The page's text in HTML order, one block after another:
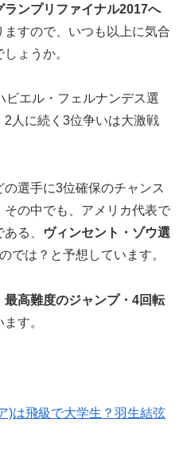
ランプリファイナル2017へ
ますので、いつも以上に気合
ょうか。
ビエル・フェルナンデス選
人に続く3位争いは大激戦
選手に3位確保のチャンス
の中でも、アメリカ代表で
る、
ヴィンセント・ゾウ選
では？と予想しています。
高難度のジャンプ・4回転
す。
)は飛級で大学生？羽生結弦